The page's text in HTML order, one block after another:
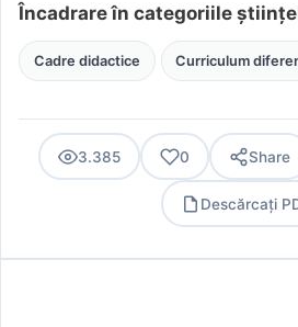
Încadrare în categoriile
Cadre didactice Curriculum
3.385 0 Share
Descărcați